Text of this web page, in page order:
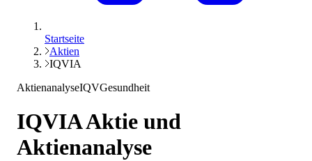
Startseite
Aktien
IQVIA
AktienanalyseIQVGesundheit
IQVIAAktie und
Aktienanalyse